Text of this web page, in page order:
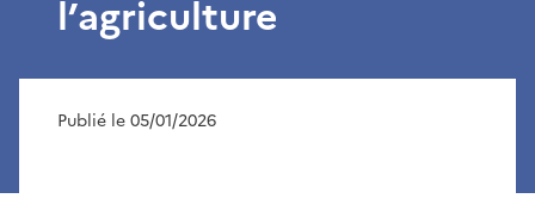
l’agriculture
Publié le 05/01/2026